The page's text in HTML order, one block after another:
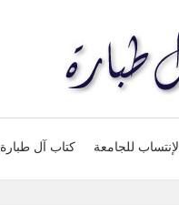
للجامعة كتاب آل طبارة